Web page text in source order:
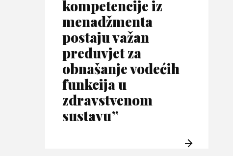
kompetencije iz
menadžmenta
postaju važan
preduvjet za
obnašanje vodećih
funkcija u
zdravstvenom
sustavu”